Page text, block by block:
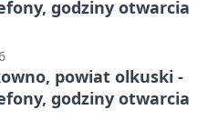
godziny otwarcia
powiat olkuski -
godziny otwarcia